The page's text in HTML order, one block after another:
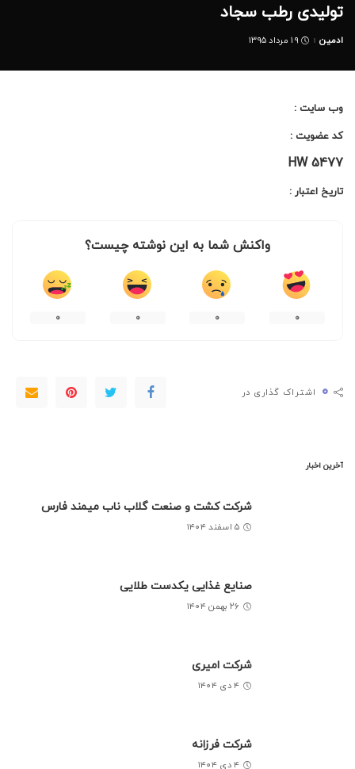
تولیدی رطب سجاد
Posted
ادمین ۱۹ مرداد ۱۳۹۵
وب سایت :
کد عضویت :
HW 5477
تاریخ اعتبار :
واکنش شما به این نوشته چیست؟
۰ ۰ ۰ ۰
۰ اشتراک گذاری در
آخرین اخبار
شرکت کشت و صنعت گلاب ناب میمند فارس
۵ اسفند ۱۴۰۴
صنایع غذایی یکدست طلایی
۲۶ بهمن ۱۴۰۴
شرکت امیری
۴ دی ۱۴۰۴
شرکت فرزانه
۴ دی ۱۴۰۴